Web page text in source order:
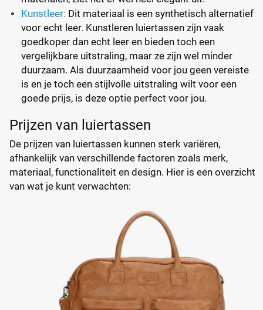
Kunstleer: Dit materiaal is een synthetisch alternatief
voor echt leer. Kunstleren luiertassen zijn vaak
goedkoper dan echt leer en bieden toch een
vergelijkbare uitstraling, maar ze zijn wel minder
duurzaam. Als duurzaamheid voor jou geen vereiste
is en je toch een stijlvolle uitstraling wilt voor een
goede prijs, is deze optie perfect voor jou.
Prijzen van luiertassen
De prijzen van luiertassen kunnen sterk variëren,
afhankelijk van verschillende factoren zoals merk,
materiaal, functionaliteit en design. Hier is een overzicht
van wat je kunt verwachten: